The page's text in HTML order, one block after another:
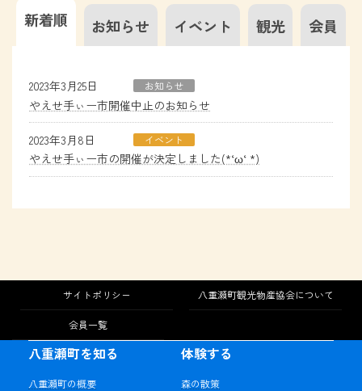
新着順 お知らせ イベント 観光 会員
2023年3月25日 お知らせ
やえせ手ぃー市開催中止のお知らせ
2023年3月8日 イベント
やえせ手ぃー市の開催が決定しました(*‘ω‘ *)
サイトポリシー 八重瀬町観光物産協会について
会員一覧
八重瀬町を知る
八重瀬町の概要
体験する
森の散策